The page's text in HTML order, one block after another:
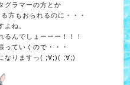
グラマーの方とか
方もおられるのに・・・
よね。
るんでしょーーー！！！
っていくので・・・
なりますっ( ;∀;)( ;∀;)